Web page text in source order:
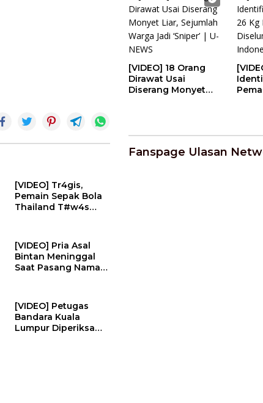
[VIDEO] Tr4gis,
Pemain Sepak Bola
Thailand T#w4s
[VIDEO] Pria Asal
Bintan Meninggal
Saat Pasang Nama
[VIDEO] Petugas
Bandara Kuala
Lumpur Diperiksa
[VIDEO] 18 Orang
Dirawat Usai
Diserang Monyet
Fanspage Ulasan